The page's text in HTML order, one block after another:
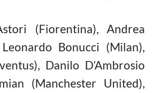
(Fiorentina), Andrea
Bonucci (Milan),
Danilo D’Ambrosio
(Manchester United),